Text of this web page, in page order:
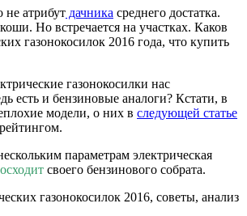
не атрибут дачника среднего достатка.
Но встречается на участках. Каков
газонокосилок 2016 года, что купить
газонокосилки нас
есть и бензиновые аналоги? Кстати, в
модели, о них в следующей статье
параметрам электрическая
своего бензинового собрата.